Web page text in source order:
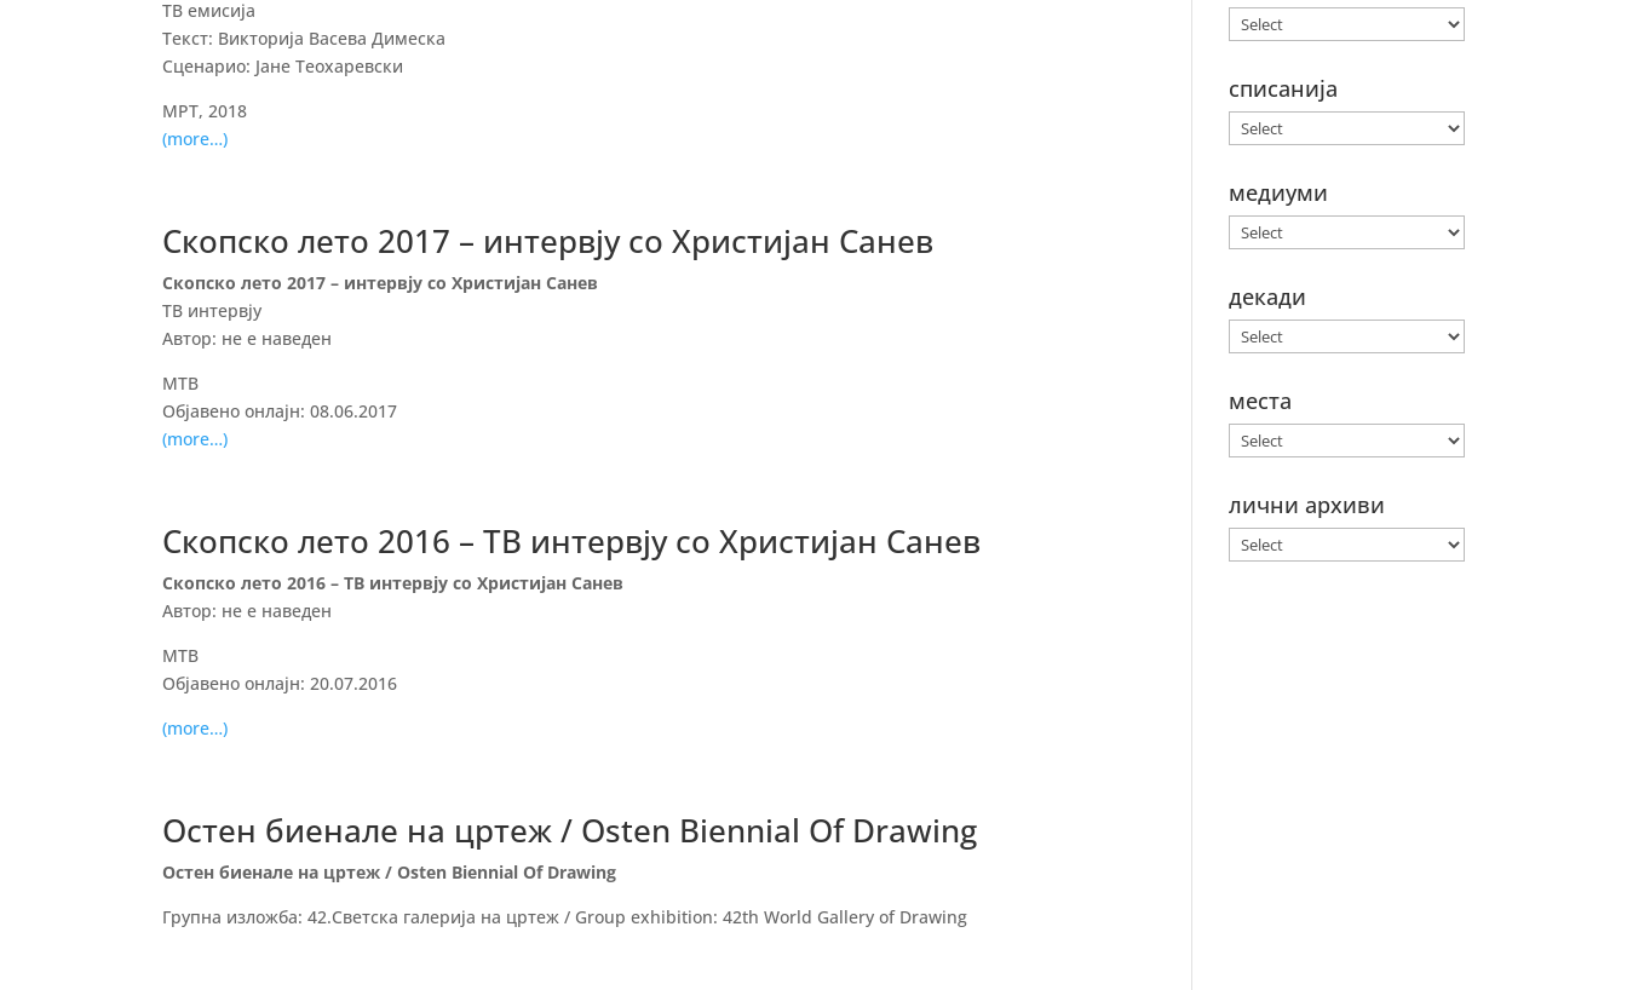
ТВ емисија
Текст: Викторија Васева Димеска
Сценарио: Јане Теохаревски
МРТ, 2018
(more…)
Скопско лето 2017 – интервју со Христијан Санев
Скопско лето 2017 – интервју со Христијан Санев
ТВ интервју
Автор: не е наведен
МТВ
Објавено онлајн: 08.06.2017
(more…)
Скопско лето 2016 – ТВ интервју со Христијан Санев
Скопско лето 2016 – ТВ интервју со Христијан Санев
Автор: не е наведен
МТВ
Објавено онлајн: 20.07.2016
(more…)
Остен биенале на цртеж / Osten Biennial Of Drawing
Остен биенале на цртеж / Osten Biennial Of Drawing
Групна изложба: 42.Светска галерија на цртеж / Group exhibition: 42th World Gallery of Drawing
списанија
медиуми
декади
места
лични архиви